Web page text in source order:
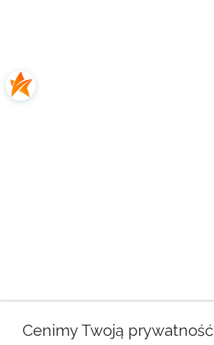
Cenimy Twoją prywatność